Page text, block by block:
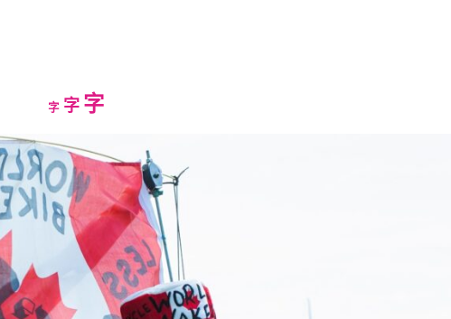
字Decrease
size.
字Reset
size.
字Increase
size.